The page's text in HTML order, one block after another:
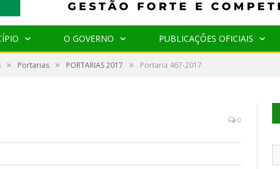
O GOVERNO PUBLICAÇÕES OFICIAIS
» Portarias » PORTARIAS 2017 » Portaria 467-2017
0